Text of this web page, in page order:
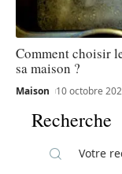
Comment choisir
sa maison ?
Maison 10 octobre
Recherche